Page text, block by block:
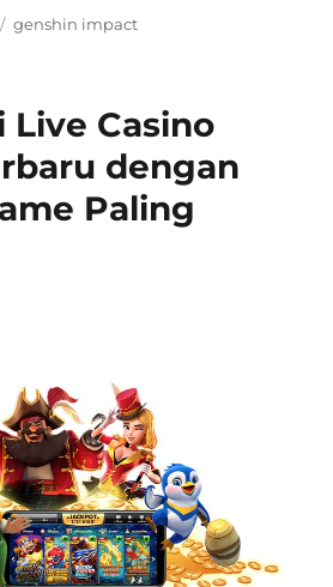
Tags
genshin impact
Live Casino
dengan
Paling